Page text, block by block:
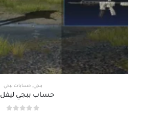
ببجي, حسابات ببجي
حساب ببجي ليفل 61